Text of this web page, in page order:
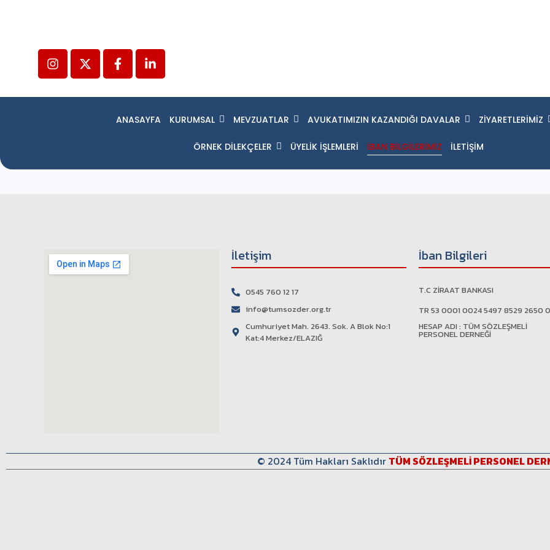
ANASAYFA KURUMSAL MEVZUATLAR AVUKATIMIZIN KAZANDIĞI DAVALAR ZİYARETLERİMİZ
ÖRNEK DİLEKÇELER ÜYELİK İŞLEMLERİ İBAN BİLGİLERİMİZ İLETİŞİM
İletişim
0545 760 12 17
info@tumsozder.org.tr
Cumhuriyet Mah. 2643. Sok. A Blok No:1
Kat:4 Merkez/ELAZIĞ
İban Bilgileri
T.C ZİRAAT BANKASI
TR 53 0001 0024 5497 8529 2650
HESAP ADI : TÜM SÖZLEŞMELİ
PERSONEL DERNEĞİ
© 2024 Tüm Hakları Saklıdır TÜM SÖZLEŞMELİ PERSONEL